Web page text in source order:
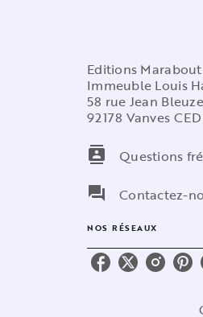
Editions Marabout
Immeuble Louis
58 rue Jean
92178 Vanves
contacts
Questions
question_answer
Contactez-
NOS RÉSEAUX